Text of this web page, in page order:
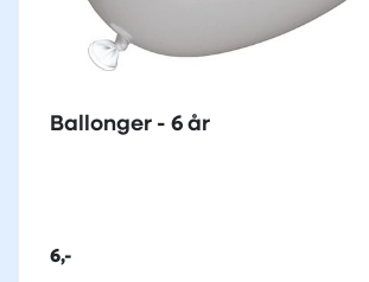
Ballonger - 6 år
6,-